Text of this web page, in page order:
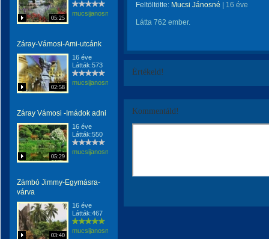
05:25
mucsijanosne
Záray-Vámosi-Ami-utcánk
02:58
16 éve
Látták:573
mucsijanosne
Záray Vámosi -Imádok adni
05:29
16 éve
Látták:550
mucsijanosne
Zámbó Jimmy-Egymásra-
várva
03:40
16 éve
Látták:467
mucsijanosne
Feltöltötte: Mucsi Jánosné 16 éve
Látta 762 ember.
Értékeld!
Kommentáld!